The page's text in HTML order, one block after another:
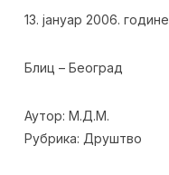
13. јануар 2006. године
Блиц – Београд
Аутор: М.Д.М.
Рубрика: Друштво